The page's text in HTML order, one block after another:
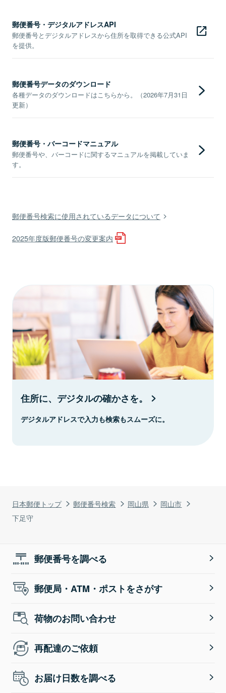
日本郵便トップ 郵便番号検索 岡山県
岡山市
下足守
郵便番号・デジタルアドレスAPI
郵便番号とデジタルアドレスから住所を取得できる公式API
を提供。
郵便番号データのダウンロード
各種データのダウンロードはこちらから。（2026年7月31日
更新）
郵便番号・バーコードマニュアル
郵便番号や、バーコードに関するマニュアルを掲載していま
す。
郵便番号検索に使用されているデータについて
2025年度版郵便番号の変更案内
住所に、デジタルの確かさを。
デジタルアドレスで入力も検索もスムーズに。
郵便番号を調べる
郵便局・ATM・ポストをさがす
荷物のお問い合わせ
再配達のご依頼
お届け日数を調べる